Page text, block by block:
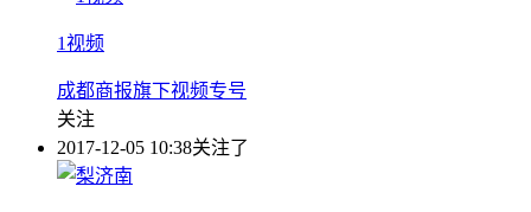
1视频
成都商报旗下视频专号
关注
2017-12-05 10:38关注了